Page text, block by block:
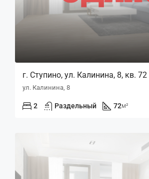
г. Ступино, ул. Калинина, 8, кв. 72
ул. Калинина, 8
2 Раздельный 72м²